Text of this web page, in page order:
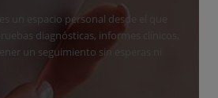
un espacio personal desde el que
diagnósticas, informes clínicos,
un seguimiento sin esperas ni